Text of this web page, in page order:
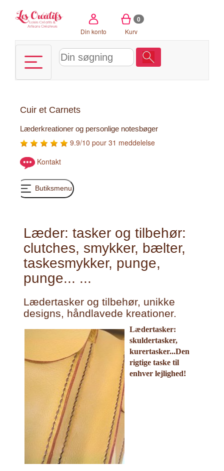
Din konto
0
Kurv
Cuir et Carnets
Læderkreationer og personlige notesbøger
9.9/10 pour 31 meddelelse
Kontakt
Butiksmenu
Læder: tasker og tilbehør:
clutches, smykker, bælter,
taskesmykker, punge,
punge... ...
Lædertasker og tilbehør, unikke
designs, håndlavede kreationer.
Lædertasker:
skuldertasker,
kurertasker...Den
rigtige taske til
enhver lejlighed!